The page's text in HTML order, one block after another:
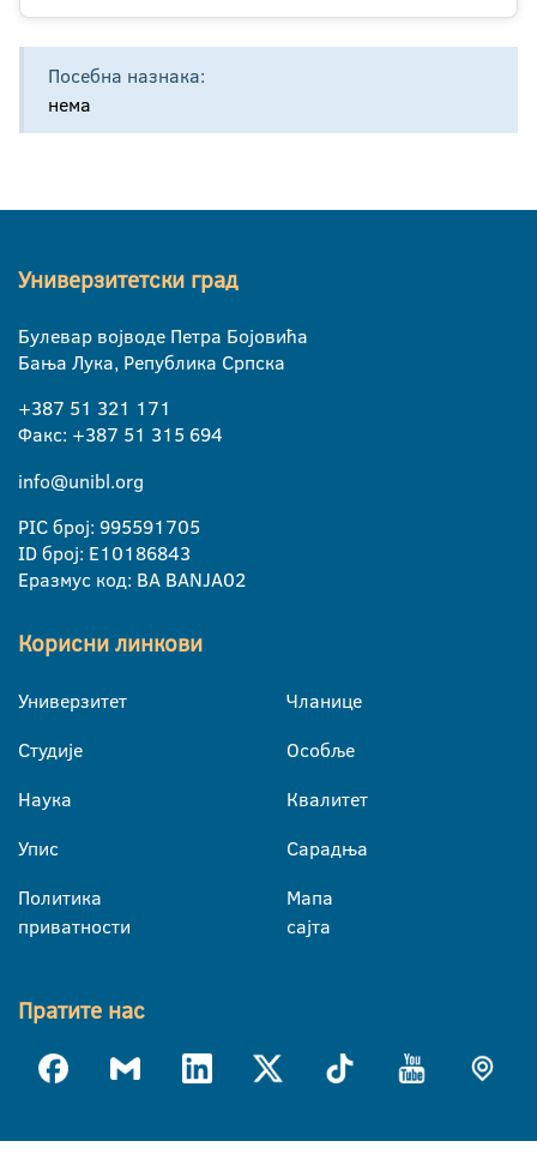
Посебна назнака:
нема
Универзитетски град
Булевар војводе Петра Бојовића
Бања Лука, Република Српска
+387 51 321 171
Факс: +387 51 315 694
info@unibl.org
PIC број: 995591705
ID број: E10186843
Еразмус код: BA BANJA02
Корисни линкови
Универзитет
Студије
Наука
Упис
Политика
приватности
Чланице
Особље
Квалитет
Сарадња
Мапа
сајта
Пратите нас